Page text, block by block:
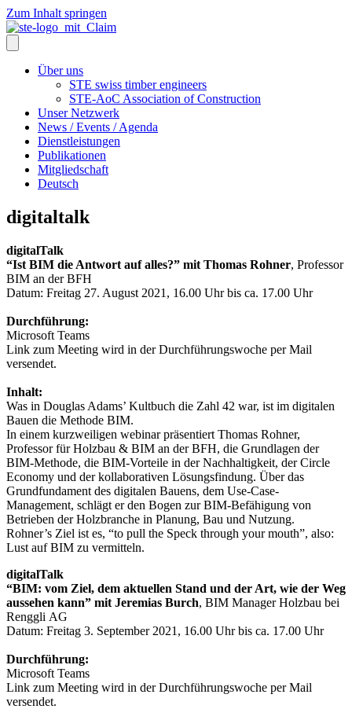
Zum Inhalt springen
Über uns
STE swiss timber engineers
STE-AoC Association of Construction
Unser Netzwerk
News / Events / Agenda
Dienstleistungen
Publikationen
Mitgliedschaft
Deutsch
digitaltalk
digitalTalk
“Ist BIM die Antwort auf alles?” mit Thomas Rohner, Professor
BIM an der BFH
Datum: Freitag 27. August 2021, 16.00 Uhr bis ca. 17.00 Uhr
Durchführung:
Microsoft Teams
Link zum Meeting wird in der Durchführungswoche per Mail
versendet.
Inhalt:
Was in Douglas Adams’ Kultbuch die Zahl 42 war, ist im digitalen
Bauen die Methode BIM.
In einem kurzweiligen webinar präsentiert Thomas Rohner,
Professor für Holzbau & BIM an der BFH, die Grundlagen der
BIM-Methode, die BIM-Vorteile in der Nachhaltigkeit, der Circle
Economy und der kollaborativen Lösungsfindung. Über das
Grundfundament des digitalen Bauens, dem Use-Case-
Management, schlägt er den Bogen zur BIM-Befähigung von
Betrieben der Holzbranche in Planung, Bau und Nutzung.
Rohner’s Ziel ist es, “to pull the Speck through your mouth”, also:
Lust auf BIM zu vermitteln.
digitalTalk
“BIM: vom Ziel, dem aktuellen Stand und der Art, wie der Weg
aussehen kann” mit Jeremias Burch, BIM Manager Holzbau bei
Renggli AG
Datum: Freitag 3. September 2021, 16.00 Uhr bis ca. 17.00 Uhr
Durchführung:
Microsoft Teams
Link zum Meeting wird in der Durchführungswoche per Mail
versendet.